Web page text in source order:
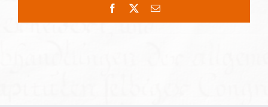
Facebook
E-